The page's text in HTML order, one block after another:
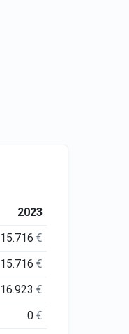
2023
15.716€
15.716€
16.923€
0€